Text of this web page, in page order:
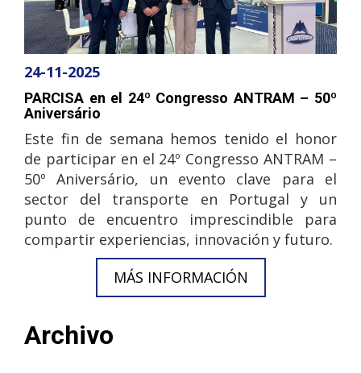
24-11-2025
PARCISA en el 24º Congresso ANTRAM – 50º
Aniversário
Este fin de semana hemos tenido el honor
de participar en el 24º Congresso ANTRAM –
50º Aniversário, un evento clave para el
sector del transporte en Portugal y un
punto de encuentro imprescindible para
compartir experiencias, innovación y futuro.
MÁS INFORMACIÓN
Archivo